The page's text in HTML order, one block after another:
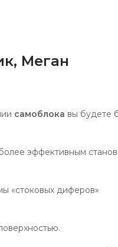
Меган
самоблока вы будете
эффективным
«стоковых диферов»